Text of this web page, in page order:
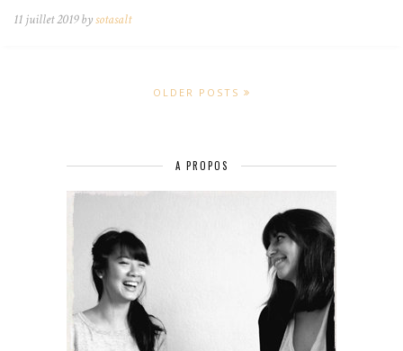
11 juillet 2019 bysotasalt
OLDER POSTS
A PROPOS